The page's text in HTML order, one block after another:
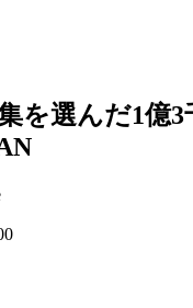
を選んだ1億